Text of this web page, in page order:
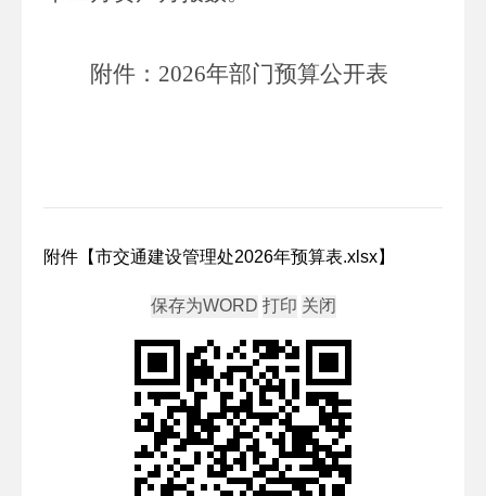
附件： 2026年部门预算公开表
附件【市交通建设管理处2026年预算表.xlsx】